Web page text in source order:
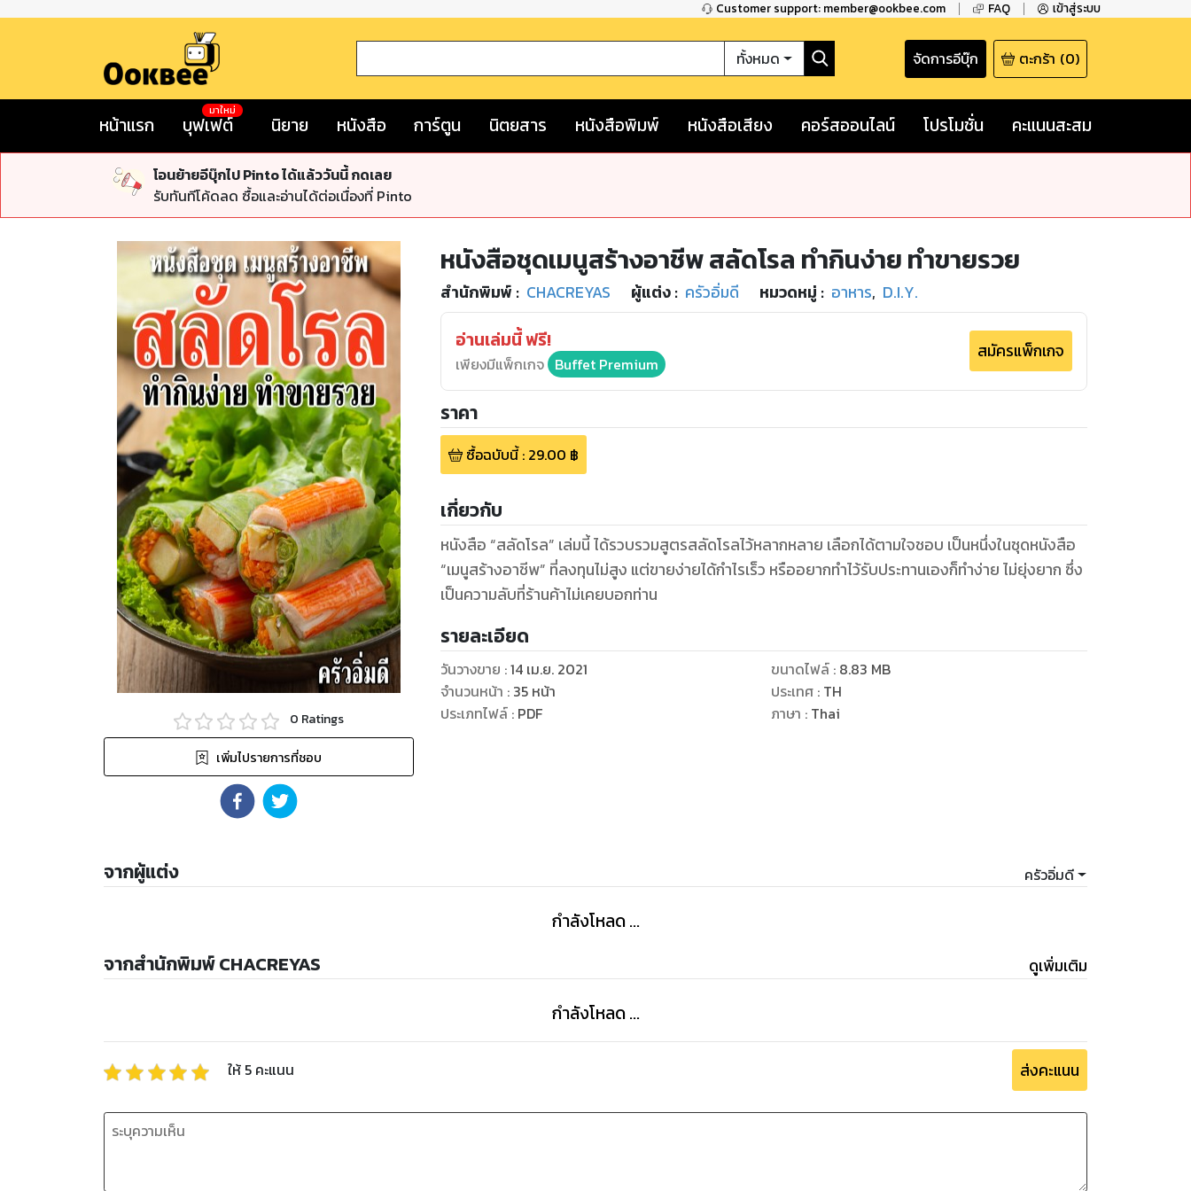
Customer support: member@ookbee.com FAQ เข้าสู่ระบบ
ทั้งหมด จัดการอีบุ๊ก ตะกร้า (0)
หน้าแรก บุฟเฟต์
มาใหม่
นิยาย หนังสือ การ์ตูน นิตยสาร หนังสือพิมพ์ หนังสือเสียง คอร์สออนไลน์ โปรโมชั่น คะแนนสะสม
โอนย้ายอีบุ๊กไป Pinto ได้แล้ววันนี้ กดเลย
รับทันทีโค้ดลด ซื้อและอ่านได้ต่อเนื่องที่ Pinto
0 Ratings
เพิ่มไปรายการที่ชอบ
หนังสือชุดเมนูสร้างอาชีพ สลัดโรล ทำกินง่าย ทำขายรวย
สำนักพิมพ์ : CHACREYAS ผู้แต่ง : ครัวอิ่มดี หมวดหมู่ : อาหาร, D.I.Y.
อ่านเล่มนี้ ฟรี!
เพียงมีแพ็กเกจ Buffet Premium
สมัครแพ็กเกจ
ราคา
ซื้อฉบับนี้: 29.00 ฿
เกี่ยวกับ
หนังสือ “สลัดโรล” เล่มนี้ ได้รวบรวมสูตรสลัดโรลไว้หลากหลาย เลือกได้ตามใจชอบ เป็นหนึ่งในชุดหนังสือ
“เมนูสร้างอาชีพ” ที่ลงทุนไม่สูง แต่ขายง่ายได้กำไรเร็ว หรืออยากทำไว้รับประทานเองก็ทำง่าย ไม่ยุ่งยาก ซึ่ง
เป็นความลับที่ร้านค้าไม่เคยบอกท่าน
รายละเอียด
วันวางขาย :14 เม.ย. 2021
จำนวนหน้า : 35 หน้า
ประเภทไฟล์: PDF
ขนาดไฟล์: 8.83 MB
ประเทศ : TH
ภาษา : Thai
จากผู้แต่ง ครัวอิ่มดี
กำลังโหลด ...
จากสำนักพิมพ์ CHACREYAS ดูเพิ่มเติม
กำลังโหลด ...
ให้ 5 คะแนน ส่งคะแนน